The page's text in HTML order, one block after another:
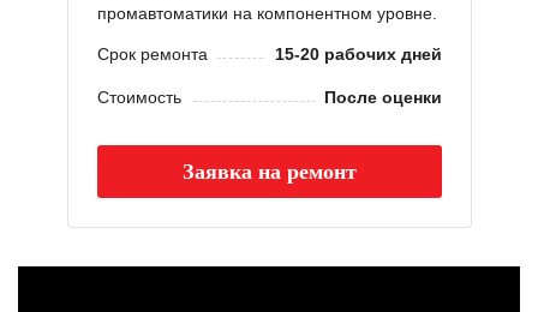
промавтоматики на компонентном уровне.
Срок ремонта 15-20 рабочих дней
Стоимость После оценки
Заявка на ремонт